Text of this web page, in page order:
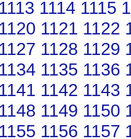
1113 1114 1115
1120 1121 1122
1127 1128 1129
1134 1135 1136
1141 1142 1143
1148 1149 1150
1155 1156 1157